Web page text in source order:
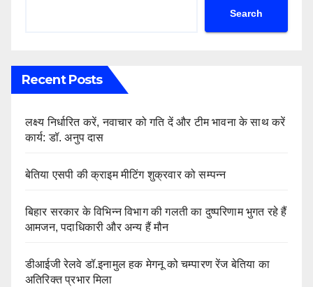
Search
Recent Posts
लक्ष्य निर्धारित करें, नवाचार को गति दें और टीम भावना के साथ करें
कार्य: डॉ. अनुप दास
बेतिया एसपी की क्राइम मीटिंग शुक्रवार को सम्पन्न
बिहार सरकार के विभिन्न विभाग की गलती का दुष्परिणाम भुगत रहे हैं
आमजन, पदाधिकारी और अन्य हैं मौन
डीआईजी रेलवे डॉ.इनामुल हक मेगनू को चम्पारण रेंज बेतिया का
अतिरिक्त प्रभार मिला